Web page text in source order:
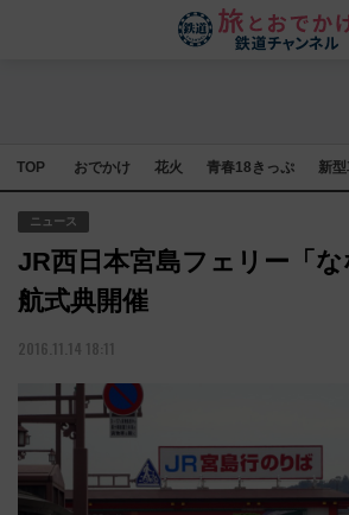
TOP おでかけ 花火 青春18きっぷ 新
ニュース
JR西日本宮島フェリー「
航式典開催
2016.11.14 18:11